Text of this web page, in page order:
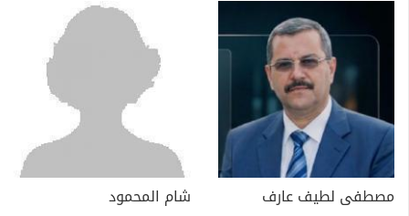
مصطفى لطيف عارف شام المحمود